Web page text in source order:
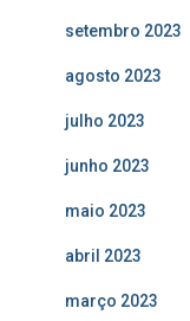
setembro 2023
agosto 2023
julho 2023
junho 2023
maio 2023
abril 2023
março 2023